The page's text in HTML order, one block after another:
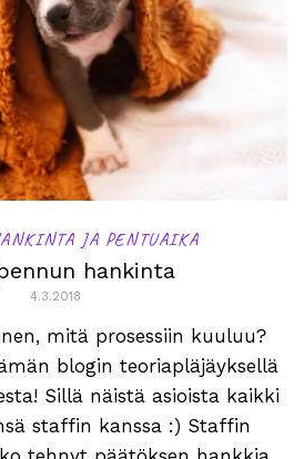
JA PENTUAIKA
hankinta
4.3.2018
mitä prosessiin kuuluu?
blogin teoriapläjäyksellä
Sillä näistä asioista kaikki
staffin kanssa :) Staffin